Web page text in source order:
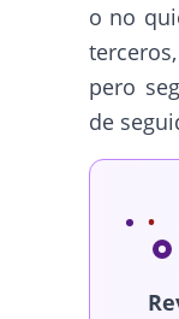
o no
pero
de